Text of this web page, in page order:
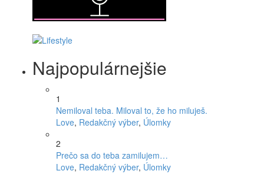
Najpopulárnejšie
1
Nemiloval teba. Miloval to, že ho miluješ.
Love, Redakčný výber, Úlomky
2
Prečo sa do teba zamilujem…
Love, Redakčný výber, Úlomky